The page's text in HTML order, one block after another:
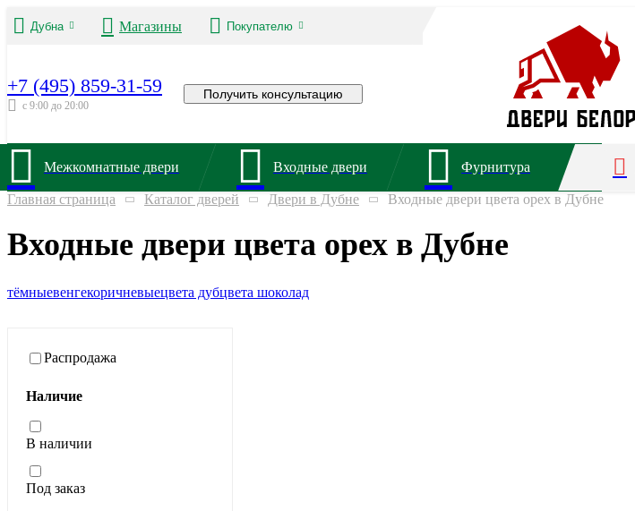
Дубна Магазины Покупателю
+7 (495) 859-31-59
с 9:00 до 20:00
Получить консультацию
Межкомнатные двери Входные двери Фурнитура
Главная страница Каталог дверей Двери в Дубне Входные двери цвета орех в Дубне
Входные двери цвета орех в Дубне
тёмныевенгекоричневыецвета дубцвета шоколад
Распродажа
Наличие
В наличии
Под заказ